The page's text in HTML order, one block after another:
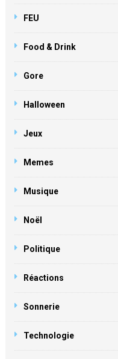
FEU
Food & Drink
Gore
Halloween
Jeux
Memes
Musique
Noël
Politique
Réactions
Sonnerie
Technologie